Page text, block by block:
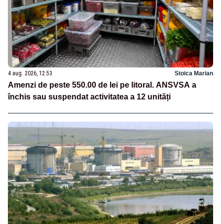
4 aug. 2026, 12:53 Stoica Marian
Amenzi de peste 550.00 de lei pe litoral. ANSVSA a
închis sau suspendat activitatea a 12 unități